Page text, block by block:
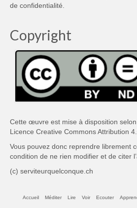
de confidentialité
Copyright
Cette œuvre est mise à disposition
Licence Creative Commons Attribution
Vous pouvez donc reprendre librement
condition de ne rien modifier et de citer
(c) serviteurquelconque.ch
Accueil Méditer Lire Voir Ecouter